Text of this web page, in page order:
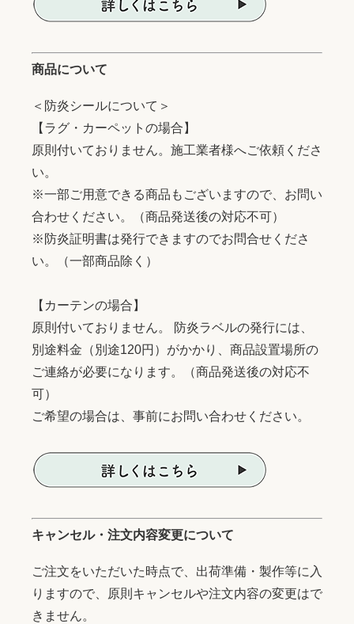
商品について
＜防炎シールについて＞
【ラグ・カーペットの場合】
原則付いておりません。施工業者様へご依頼くださ
い。
※一部ご用意できる商品もございますので、お問い
合わせください。（商品発送後の対応不可）
※防炎証明書は発行できますのでお問合せくださ
い。（一部商品除く）
【カーテンの場合】
原則付いておりません。 防炎ラベルの発行には、
別途料金（別途120円）がかかり、商品設置場所の
ご連絡が必要になります。（商品発送後の対応不
可）
ご希望の場合は、事前にお問い合わせください。
キャンセル・注文内容変更について
ご注文をいただいた時点で、出荷準備・製作等に入
りますので、原則キャンセルや注文内容の変更はで
きません。